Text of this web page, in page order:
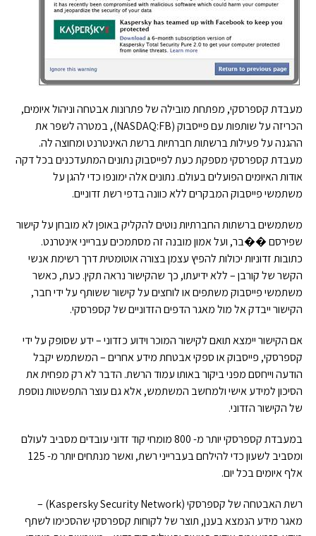
מעבדת קספרסקי, מפתחת מובילה של פתרונות אבטחה וניהול איומים,
הכריזה על שותפות עם פייסבוק (NASDAQ:FB), במטרה לשפר את
ההגנה על פעילות ברשתות חברתיות ברשת האינטרנט ומחוצה לה.
מעבדת קספרסקי מספקת כעת לפייסבוק נתונים המתעדכנים בכל דקה
אודות האיומים הפועלים בעולם. נתונים אלה ימונפו כדי להגן על
משתמשי פייסבוק המבקרים ללא כוונה בדפי רשת זדוניים.
משתמשים ברשתות החברתיות נוטים להקליק באופן לא מובחן על קישור
שפירסם ��בר, ועל אמון מובנה זה מסתמכים עברייני אינטרנט.
כתובות זדוניות יכולות להפיץ עצמן בצורה אוטומטית דרך רשימת אנשי
הקשר של קורבן – ללא ידיעתו, כך שהקישור נראה תקין. כעת, כאשר
משתמשי פייסבוק משתפים או לוחצים על קישור ששותף על ידי חבר,
הקישור ייבדק אל מול מאגר הדפים הזדוניים של קספרסקי.
אם הקישור יימצא תואם לקישור המוכר וידוע כזדוני – ידע שסופק על ידי
קספרסקי, פייסבוק או ספקי אבטחת מידע אחרים – המשתמש יקבל
הודעה וייחסם מפני ביקור באותו עמוד הרשת. הדבר לא רק מפחית את
הסיכון למידע אישי ולמחשב המשתמש, אלא גם עוצר התפשטות נוספת
של הקישור הזדוני.
במעבדת קספרסקי יותר מ- 800 מומחי קוד זדוני עובדים מסביב לעולם
ומסביב לשעון כדי להילחם בעברייני רשת, ואשר מנתחים יותר מ- 125
אלף איומים בכל יום.
רשת האבטחה של קספרסקי (Kaspersky Security Network) –
מאגר מידע הנמצא בענן, תוצר של לקוחות קספרסקי שהסכימו לשתף